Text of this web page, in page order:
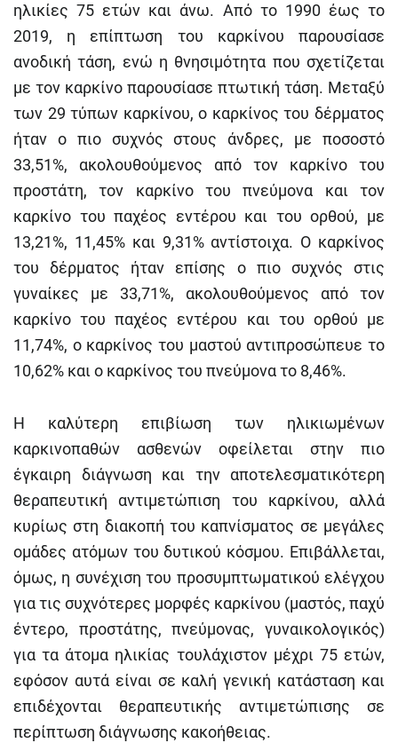
ηλικίες 75 ετών και άνω. Από το 1990 έως το
2019, η επίπτωση του καρκίνου παρουσίασε
ανοδική τάση, ενώ η θνησιμότητα που σχετίζεται
με τον καρκίνο παρουσίασε πτωτική τάση. Μεταξύ
των 29 τύπων καρκίνου, ο καρκίνος του δέρματος
ήταν ο πιο συχνός στους άνδρες, με ποσοστό
33,51%, ακολουθούμενος από τον καρκίνο του
προστάτη, τον καρκίνο του πνεύμονα και τον
καρκίνο του παχέος εντέρου και του ορθού, με
13,21%, 11,45% και 9,31% αντίστοιχα. Ο καρκίνος
του δέρματος ήταν επίσης ο πιο συχνός στις
γυναίκες με 33,71%, ακολουθούμενος από τον
καρκίνο του παχέος εντέρου και του ορθού με
11,74%, ο καρκίνος του μαστού αντιπροσώπευε το
10,62% και ο καρκίνος του πνεύμονα το 8,46%.
Η καλύτερη επιβίωση των ηλικιωμένων
καρκινοπαθών ασθενών οφείλεται στην πιο
έγκαιρη διάγνωση και την αποτελεσματικότερη
θεραπευτική αντιμετώπιση του καρκίνου, αλλά
κυρίως στη διακοπή του καπνίσματος σε μεγάλες
ομάδες ατόμων του δυτικού κόσμου. Επιβάλλεται,
όμως, η συνέχιση του προσυμπτωματικού ελέγχου
για τις συχνότερες μορφές καρκίνου (μαστός, παχύ
έντερο, προστάτης, πνεύμονας, γυναικολογικός)
για τα άτομα ηλικίας τουλάχιστον μέχρι 75 ετών,
εφόσον αυτά είναι σε καλή γενική κατάσταση και
επιδέχονται θεραπευτικής αντιμετώπισης σε
περίπτωση διάγνωσης κακοήθειας.